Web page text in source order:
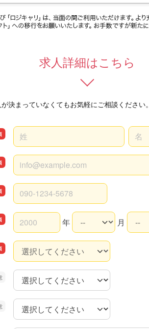
求人詳細はこちら
決まっていなくてもお気軽にご相談ください